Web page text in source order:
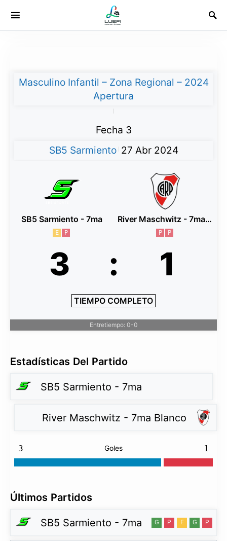
Masculino Infantil – Zona Regional – 2024
Apertura
Fecha 3
SB5 Sarmiento 27 Abr 2024
SB5 Sarmiento - 7ma
E P
3 : 1
TIEMPO COMPLETO
River Maschwitz - 7ma Blanco
P P
Entretiempo: 0-0
Estadísticas Del Partido
SB5 Sarmiento - 7ma
River Maschwitz - 7ma Blanco
3 Goles 1
Últimos Partidos
SB5 Sarmiento - 7ma G P E G P